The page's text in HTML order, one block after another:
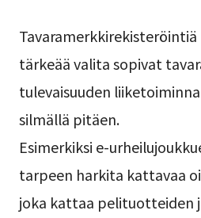
tärkeää valita sopivat
tulevaisuuden
silmällä pitäen.
Esimerkiksi e-
tarpeen harkita kattavaa
joka kattaa pelituotteiden